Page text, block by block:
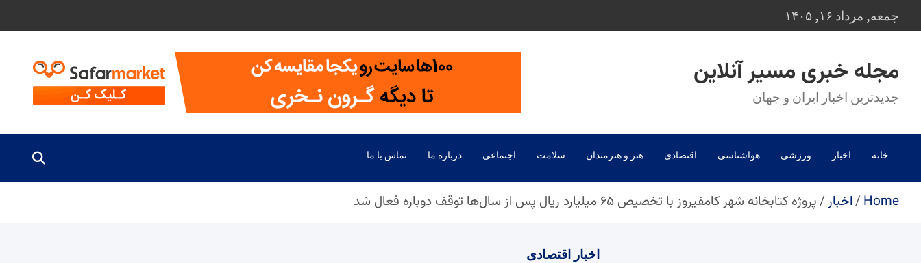
to
جمعه, مرداد ۱۶, ۱۴۰۵
مجله خبری مسیر آنلاین
جدیدترین اخبار ایران و جهان
خانه اخبار ورزشی هواشناسی اقتصادی هنر و هنرمندان سلامت اجتماعی درباره ما تماس با ما
Home اخبار پروژه کتابخانه شهر کامفیروز با تخصیص ۶۵ میلیارد ریال پس از سال‌ها توقف دوباره فعال شد
اخبار اقتصادی